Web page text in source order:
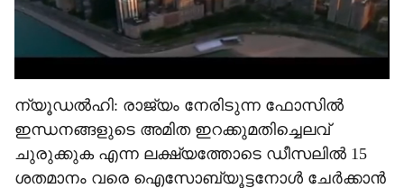
ന്യൂഡൽഹി: രാജ്യം നേരിടുന്ന ഫോസിൽ
ഇന്ധനങ്ങളുടെ അമിത ഇറക്കുമതിച്ചെലവ്
ചുരുക്കുക എന്ന ലക്ഷ്യത്തോടെ ഡീസലിൽ 15
ശതമാനം വരെ ഐസോബ്യൂട്ടനോൾ ചേർക്കാൻ